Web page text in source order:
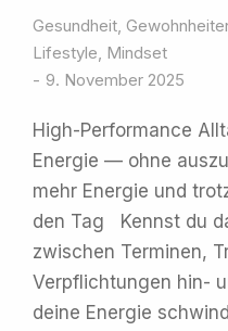
Gesundheit,
Lifestyle, Mindset
9. November 2025
High-Performance
Energie — ohne
mehr Energie und
den Tag Kennst du
zwischen Terminen,
Verpflichtungen hin-
deine Energie